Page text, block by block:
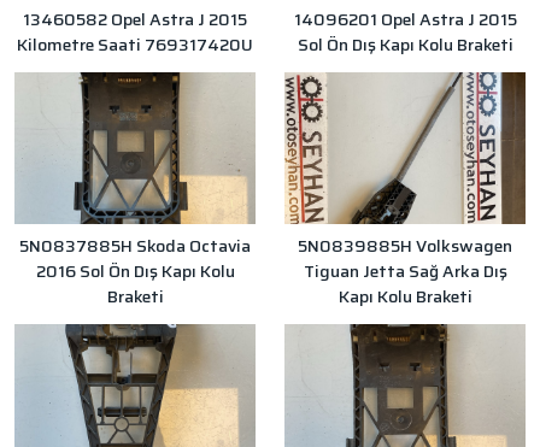
13460582 Opel Astra J 2015
Kilometre Saati 769317420U
14096201 Opel Astra J 2015
Sol Ön Dış Kapı Kolu Braketi
5N0837885H Skoda Octavia
2016 Sol Ön Dış Kapı Kolu
Braketi
5N0839885H Volkswagen
Tiguan Jetta Sağ Arka Dış
Kapı Kolu Braketi